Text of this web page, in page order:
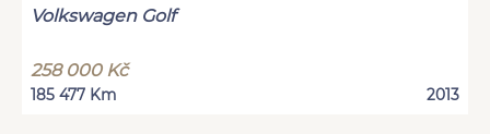
Volkswagen Golf
258 000 Kč
185 477 Km 2013